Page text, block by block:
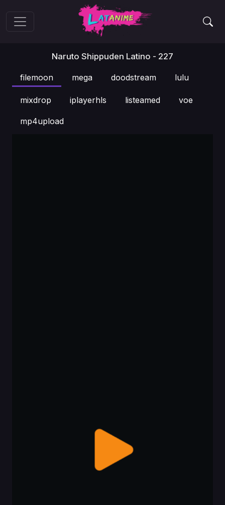
Naruto Shippuden Latino - 227
filemoon mega doodstream lulu
mixdrop iplayerhls listeamed voe
mp4upload